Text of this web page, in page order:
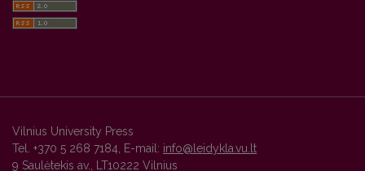
Vilnius University Press
Tel. +370 5 268 7184, E-mail: info@leidykla.vu.lt
9 Saulėtekis av., LT10222 Vilnius